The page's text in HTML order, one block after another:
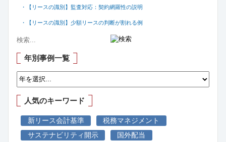
・【リースの識別】監査対応：契約網羅性の説明
・【リースの識別】少額リースの判断が割れる例
年別事例一覧
人気のキーワード
新リース会計基準
税務マネジメント
サステナビリティ開示
国外配当